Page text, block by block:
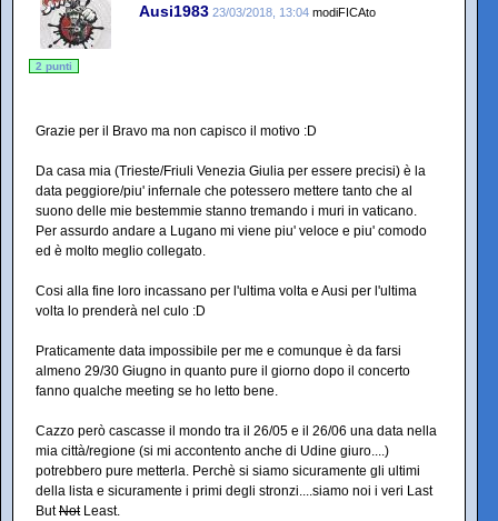
Ausi1983 23/03/2018, 13:04 modiFICAto
2 punti
Grazie per il Bravo ma non capisco il motivo :D
Da casa mia (Trieste/Friuli Venezia Giulia per essere precisi) è la
data peggiore/piu' infernale che potessero mettere tanto che al
suono delle mie bestemmie stanno tremando i muri in vaticano.
Per assurdo andare a Lugano mi viene piu' veloce e piu' comodo
ed è molto meglio collegato.
Cosi alla fine loro incassano per l'ultima volta e Ausi per l'ultima
volta lo prenderà nel culo :D
Praticamente data impossibile per me e comunque è da farsi
almeno 29/30 Giugno in quanto pure il giorno dopo il concerto
fanno qualche meeting se ho letto bene.
Cazzo però cascasse il mondo tra il 26/05 e il 26/06 una data nella
mia città/regione (si mi accontento anche di Udine giuro....)
potrebbero pure metterla. Perchè si siamo sicuramente gli ultimi
della lista e sicuramente i primi degli stronzi....siamo noi i veri Last
ButNotLeast.